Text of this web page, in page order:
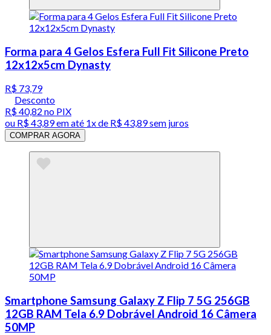
Forma para 4 Gelos Esfera Full Fit Silicone Preto
12x12x5cm Dynasty
R$ 73,79
Desconto
R$ 40,82 no PIX
ou R$ 43,89em até 1x de R$ 43,89sem juros
COMPRAR AGORA
Smartphone Samsung Galaxy Z Flip 7 5G 256GB
12GB RAM Tela 6.9 Dobrável Android 16 Câmera
50MP